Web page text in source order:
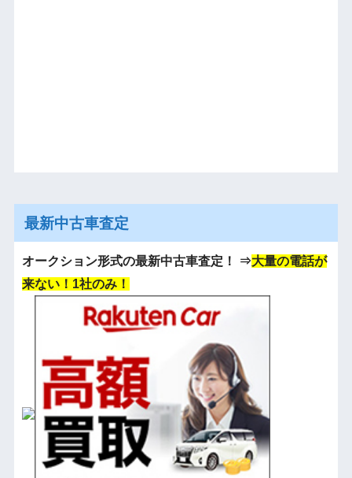
最新中古車査定
オークション形式の最新中古車査定！ ⇒大量の電話が
来ない！1社のみ！